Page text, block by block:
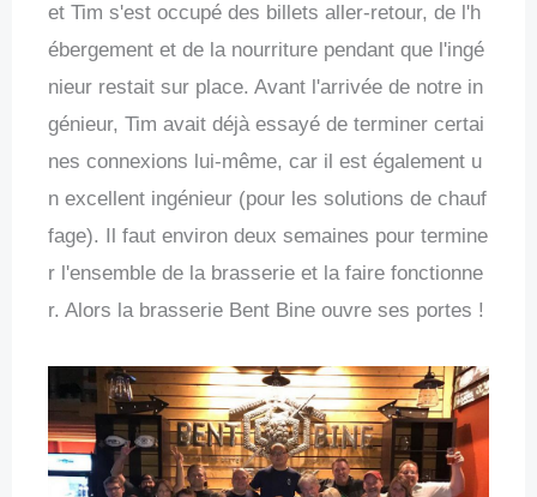
et Tim s'est occupé des billets aller-retour, de l'h
ébergement et de la nourriture pendant que l'ingé
nieur restait sur place. Avant l'arrivée de notre in
génieur, Tim avait déjà essayé de terminer certai
nes connexions lui-même, car il est également u
n excellent ingénieur (pour les solutions de chauf
fage). Il faut environ deux semaines pour termine
r l'ensemble de la brasserie et la faire fonctionne
r. Alors la brasserie Bent Bine ouvre ses portes !